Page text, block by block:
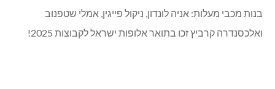
בנות מכבי מעלות: אניה לונדון, ניקול פייגין, אמלי שטפנוב
ואלכסנדרה קרביץ זכו בתואר אלופות ישראל לקבוצות 2025!